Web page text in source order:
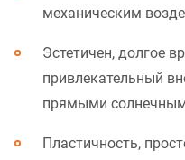
механическим
Эстетичен, долгое
привлекательный
прямыми
Пластичность,